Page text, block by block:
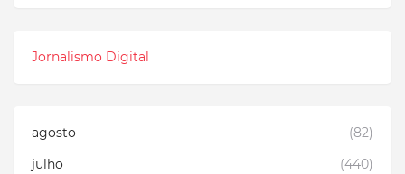
Jornalismo Digital
agosto
(82)
julho
(440)